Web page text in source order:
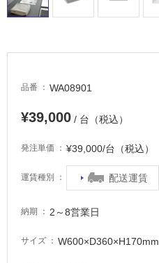
品番 WA08901
¥39,000 / 台（税込）
発注単価 ¥39,000/台（税込）
運賃種別 配送運賃
納期 2～8営業日
サイズ W600×D360×H170mm